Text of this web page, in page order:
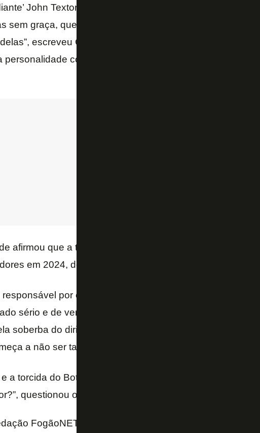
John Textor realmente fez do Botafogo seu palco
sem graça, que com certeza os torcedores
escreveu Casagrande, afirmando que o time atual
personalidade coletiva, força, foco e nem entrosamento
afirmou que a temporada ruim do Botafogo, após os
em 2024, deve-se aos erros de planejamento de
responsável por esse fracasso, obviamente, é o Sr. John
sério e de verdade desde a janela do começo do ano.
soberba do dirigente ou dono do Botafogo, que já não é
a não ser também lá pelos lados do Glorioso
e a torcida do Botafogo não merecem ser tratadas com
questionou o comentarista, encerrando.
FogãoNET e Blog do Casagrande (UOL Esporte)